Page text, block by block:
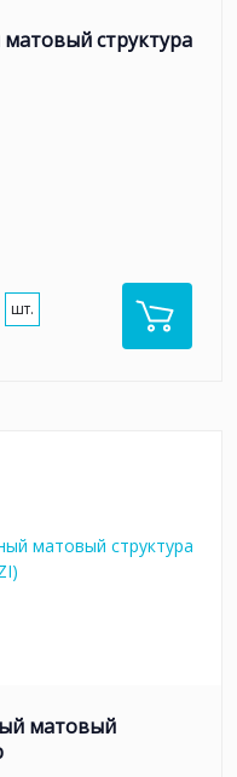
матовый структура
шт.
матовый